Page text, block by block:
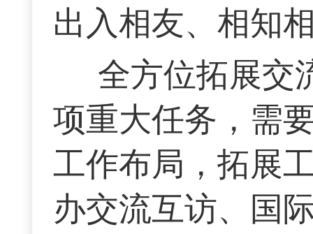
出入相友、相知
全方位拓展交
项重大任务，需
工作布局，拓展
办交流互访、国